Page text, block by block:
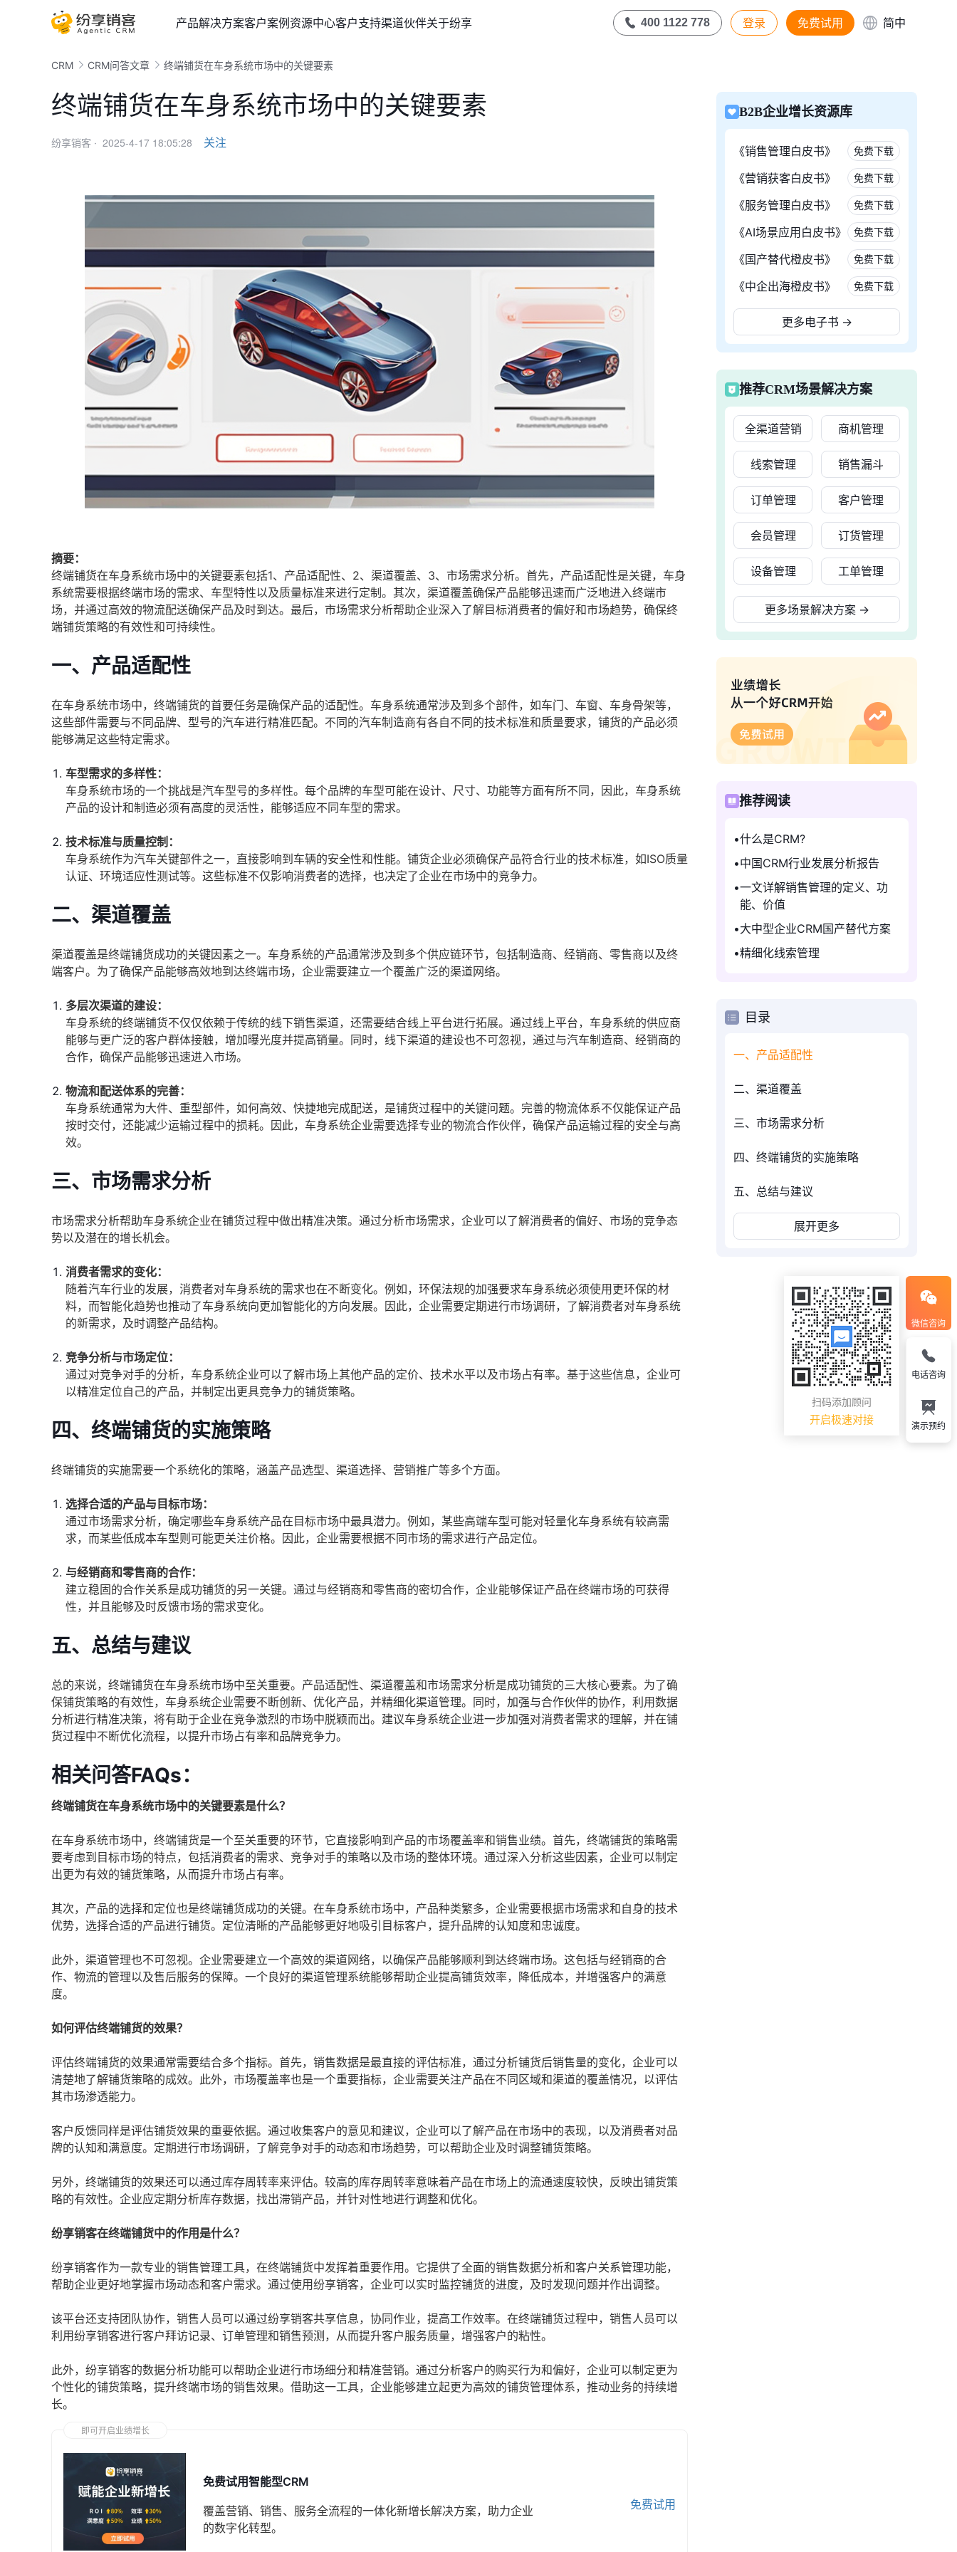
产品解决方案客户案例资源中心客户支持渠道伙伴关于纷享 400 1122 778 登录 免费试用 简中
CRM CRM问答文章 终端铺货在车身系统市场中的关键要素
终端铺货在车身系统市场中的关键要素
纷享销客 · 2025-4-17 18:05:28 关注
摘要：
终端铺货在车身系统市场中的关键要素包括1、产品适配性、2、渠道覆盖、3、市场需求分析。首先，产品适配性是关键，车身
系统需要根据终端市场的需求、车型特性以及质量标准来进行定制。其次，渠道覆盖确保产品能够迅速而广泛地进入终端市
场，并通过高效的物流配送确保产品及时到达。最后，市场需求分析帮助企业深入了解目标消费者的偏好和市场趋势，确保终
端铺货策略的有效性和可持续性。
一、产品适配性
在车身系统市场中，终端铺货的首要任务是确保产品的适配性。车身系统通常涉及到多个部件，如车门、车窗、车身骨架等，
这些部件需要与不同品牌、型号的汽车进行精准匹配。不同的汽车制造商有各自不同的技术标准和质量要求，铺货的产品必须
能够满足这些特定需求。
车型需求的多样性：
车身系统市场的一个挑战是汽车型号的多样性。每个品牌的车型可能在设计、尺寸、功能等方面有所不同，因此，车身系统
产品的设计和制造必须有高度的灵活性，能够适应不同车型的需求。
技术标准与质量控制：
车身系统作为汽车关键部件之一，直接影响到车辆的安全性和性能。铺货企业必须确保产品符合行业的技术标准，如ISO质量
认证、环境适应性测试等。这些标准不仅影响消费者的选择，也决定了企业在市场中的竞争力。
二、渠道覆盖
渠道覆盖是终端铺货成功的关键因素之一。车身系统的产品通常涉及到多个供应链环节，包括制造商、经销商、零售商以及终
端客户。为了确保产品能够高效地到达终端市场，企业需要建立一个覆盖广泛的渠道网络。
多层次渠道的建设：
车身系统的终端铺货不仅仅依赖于传统的线下销售渠道，还需要结合线上平台进行拓展。通过线上平台，车身系统的供应商
能够与更广泛的客户群体接触，增加曝光度并提高销量。同时，线下渠道的建设也不可忽视，通过与汽车制造商、经销商的
合作，确保产品能够迅速进入市场。
物流和配送体系的完善：
车身系统通常为大件、重型部件，如何高效、快捷地完成配送，是铺货过程中的关键问题。完善的物流体系不仅能保证产品
按时交付，还能减少运输过程中的损耗。因此，车身系统企业需要选择专业的物流合作伙伴，确保产品运输过程的安全与高
效。
三、市场需求分析
市场需求分析帮助车身系统企业在铺货过程中做出精准决策。通过分析市场需求，企业可以了解消费者的偏好、市场的竞争态
势以及潜在的增长机会。
消费者需求的变化：
随着汽车行业的发展，消费者对车身系统的需求也在不断变化。例如，环保法规的加强要求车身系统必须使用更环保的材
料，而智能化趋势也推动了车身系统向更加智能化的方向发展。因此，企业需要定期进行市场调研，了解消费者对车身系统
的新需求，及时调整产品结构。
竞争分析与市场定位：
通过对竞争对手的分析，车身系统企业可以了解市场上其他产品的定价、技术水平以及市场占有率。基于这些信息，企业可
以精准定位自己的产品，并制定出更具竞争力的铺货策略。
四、终端铺货的实施策略
终端铺货的实施需要一个系统化的策略，涵盖产品选型、渠道选择、营销推广等多个方面。
选择合适的产品与目标市场：
通过市场需求分析，确定哪些车身系统产品在目标市场中最具潜力。例如，某些高端车型可能对轻量化车身系统有较高需
求，而某些低成本车型则可能更关注价格。因此，企业需要根据不同市场的需求进行产品定位。
与经销商和零售商的合作：
建立稳固的合作关系是成功铺货的另一关键。通过与经销商和零售商的密切合作，企业能够保证产品在终端市场的可获得
性，并且能够及时反馈市场的需求变化。
五、总结与建议
总的来说，终端铺货在车身系统市场中至关重要。产品适配性、渠道覆盖和市场需求分析是成功铺货的三大核心要素。为了确
保铺货策略的有效性，车身系统企业需要不断创新、优化产品，并精细化渠道管理。同时，加强与合作伙伴的协作，利用数据
分析进行精准决策，将有助于企业在竞争激烈的市场中脱颖而出。建议车身系统企业进一步加强对消费者需求的理解，并在铺
货过程中不断优化流程，以提升市场占有率和品牌竞争力。
相关问答FAQs：
终端铺货在车身系统市场中的关键要素是什么？
在车身系统市场中，终端铺货是一个至关重要的环节，它直接影响到产品的市场覆盖率和销售业绩。首先，终端铺货的策略需
要考虑到目标市场的特点，包括消费者的需求、竞争对手的策略以及市场的整体环境。通过深入分析这些因素，企业可以制定
出更为有效的铺货策略，从而提升市场占有率。
其次，产品的选择和定位也是终端铺货成功的关键。在车身系统市场中，产品种类繁多，企业需要根据市场需求和自身的技术
优势，选择合适的产品进行铺货。定位清晰的产品能够更好地吸引目标客户，提升品牌的认知度和忠诚度。
此外，渠道管理也不可忽视。企业需要建立一个高效的渠道网络，以确保产品能够顺利到达终端市场。这包括与经销商的合
作、物流的管理以及售后服务的保障。一个良好的渠道管理系统能够帮助企业提高铺货效率，降低成本，并增强客户的满意
度。
如何评估终端铺货的效果？
评估终端铺货的效果通常需要结合多个指标。首先，销售数据是最直接的评估标准，通过分析铺货后销售量的变化，企业可以
清楚地了解铺货策略的成效。此外，市场覆盖率也是一个重要指标，企业需要关注产品在不同区域和渠道的覆盖情况，以评估
其市场渗透能力。
客户反馈同样是评估铺货效果的重要依据。通过收集客户的意见和建议，企业可以了解产品在市场中的表现，以及消费者对品
牌的认知和满意度。定期进行市场调研，了解竞争对手的动态和市场趋势，可以帮助企业及时调整铺货策略。
另外，终端铺货的效果还可以通过库存周转率来评估。较高的库存周转率意味着产品在市场上的流通速度较快，反映出铺货策
略的有效性。企业应定期分析库存数据，找出滞销产品，并针对性地进行调整和优化。
纷享销客在终端铺货中的作用是什么？
纷享销客作为一款专业的销售管理工具，在终端铺货中发挥着重要作用。它提供了全面的销售数据分析和客户关系管理功能，
帮助企业更好地掌握市场动态和客户需求。通过使用纷享销客，企业可以实时监控铺货的进度，及时发现问题并作出调整。
该平台还支持团队协作，销售人员可以通过纷享销客共享信息，协同作业，提高工作效率。在终端铺货过程中，销售人员可以
利用纷享销客进行客户拜访记录、订单管理和销售预测，从而提升客户服务质量，增强客户的粘性。
此外，纷享销客的数据分析功能可以帮助企业进行市场细分和精准营销。通过分析客户的购买行为和偏好，企业可以制定更为
个性化的铺货策略，提升终端市场的销售效果。借助这一工具，企业能够建立起更为高效的铺货管理体系，推动业务的持续增
长。
即可开启业绩增长
免费试用智能型CRM
覆盖营销、销售、服务全流程的一体化新增长解决方案，助力企业
的数字化转型。
免费试用
B2B企业增长资源库
《销售管理白皮书》 免费下载
《营销获客白皮书》 免费下载
《服务管理白皮书》 免费下载
《AI场景应用白皮书》 免费下载
《国产替代橙皮书》 免费下载
《中企出海橙皮书》 免费下载
更多电子书 →
推荐CRM场景解决方案
全渠道营销 商机管理
线索管理 销售漏斗
订单管理 客户管理
会员管理 订货管理
设备管理 工单管理
更多场景解决方案 →
推荐阅读
什么是CRM?
中国CRM行业发展分析报告
一文详解销售管理的定义、功
能、价值
大中型企业CRM国产替代方案
精细化线索管理
目录
一、产品适配性
二、渠道覆盖
三、市场需求分析
四、终端铺货的实施策略
五、总结与建议
展开更多
微信咨询
扫码添加顾问
开启极速对接
电话咨询
演示预约